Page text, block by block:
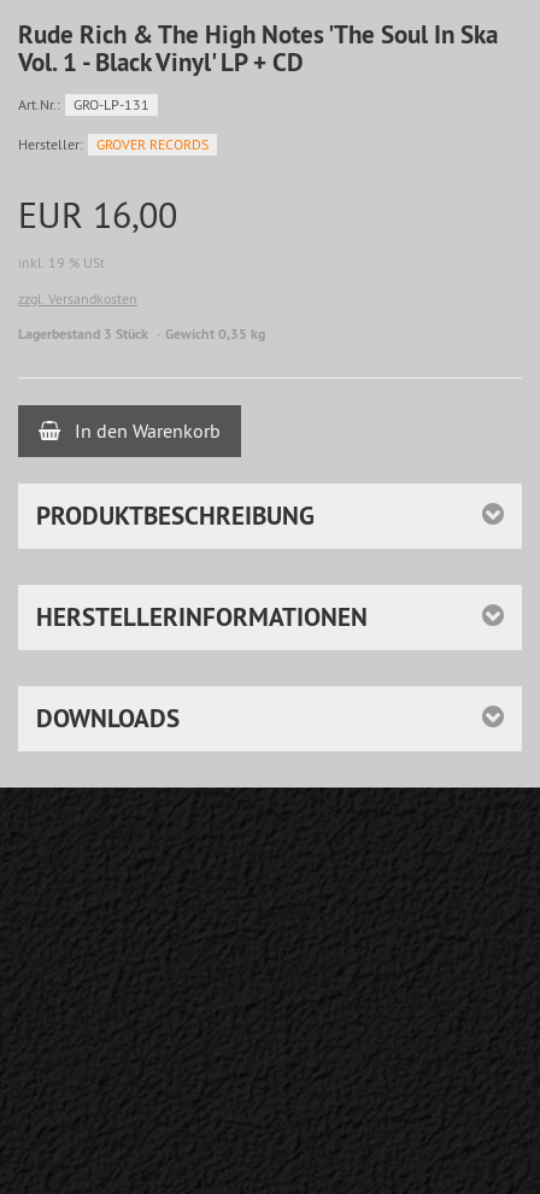
Rude Rich & The High Notes 'The Soul In Ska
Vol. 1 - Black Vinyl' LP + CD
Art.Nr.: GRO-LP-131
Hersteller: GROVER RECORDS
EUR 16,00
inkl. 19 % USt
zzgl. Versandkosten
Lagerbestand 3 Stück Gewicht 0,35 kg
In den Warenkorb
PRODUKTBESCHREIBUNG
HERSTELLERINFORMATIONEN
DOWNLOADS